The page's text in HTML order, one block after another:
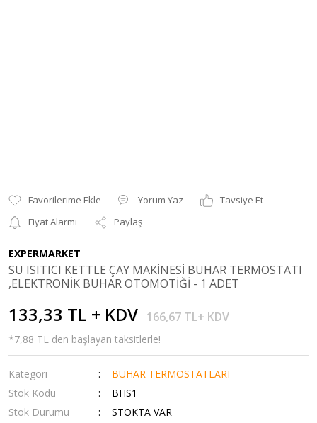
Yorum Yaz
Tavsiye Et
Fiyat Alarmı
Paylaş
EXPERMARKET
SU ISITICI KETTLE ÇAY MAKİNESİ BUHAR TERMOSTATI
,ELEKTRONİK BUHAR OTOMOTİĞİ - 1 ADET
133,33 TL + KDV 166,67 TL+ KDV
*7,88 TL den başlayan taksitlerle!
Kategori
BUHAR TERMOSTATLARI
Stok Kodu
BHS1
Stok Durumu
STOKTA VAR